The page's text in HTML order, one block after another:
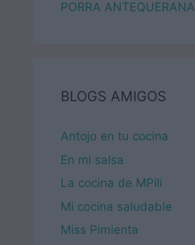
PORRA ANTEQUERANA
BLOGS AMIGOS
Antojo en tu cocina
En mi salsa
La cocina de MPili
Mi cocina saludable
Miss Pimienta